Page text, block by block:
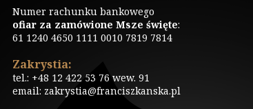
Numer rachunku bankowego
ofiar za zamówione Msze święte:
61 1240 4650 1111 0010 7819 7814
Zakrystia:
tel.: +48 12 422 53 76 wew. 91
email: zakrystia@franciszkanska.pl